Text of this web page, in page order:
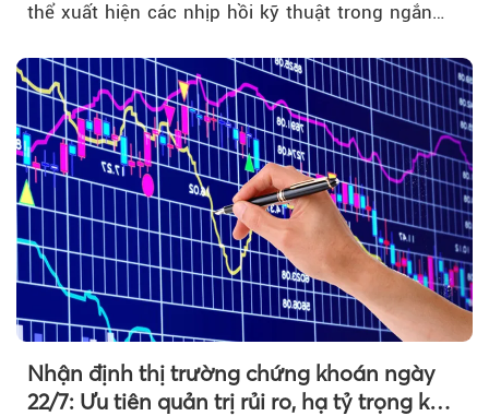
thể xuất hiện các nhịp hồi kỹ thuật trong ngắn
Nhận định thị trường chứng khoán ngày
22/7: Ưu tiên quản trị rủi ro, hạ tỷ trọng khi